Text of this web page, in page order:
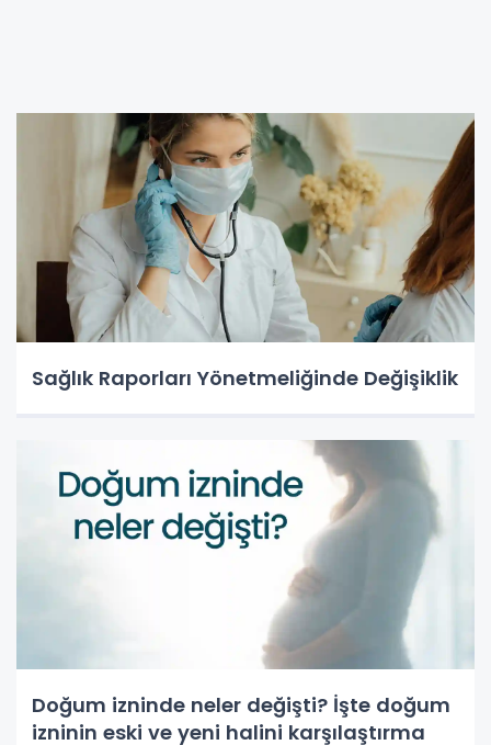
Sağlık Raporları Yönetmeliğinde Değişiklik
Doğum izninde neler değişti? İşte doğum
izninin eski ve yeni halini karşılaştırma